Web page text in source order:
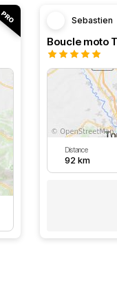
Sebastien
Distance
92 km